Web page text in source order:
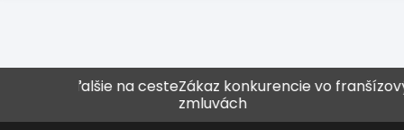
na cesteZákaz konkurencie vo franšízových